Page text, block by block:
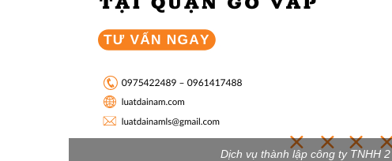
Dịch vụ thành lập công ty TNHH